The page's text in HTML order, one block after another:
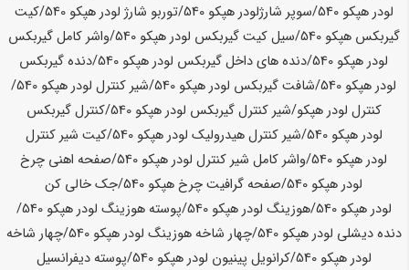
لودرهپکو 540 /سوپر شارژلودرهپکو 540 /توربو شارژ لودرهپکو 540
/کیت
گیربکس هپکو 540 /سیل کیت گیربکس لودرهپکو 540
/واشر کامل گیربکس
لودرهپکو /دنده های داخل گیربکس لودرهپکو
/دنده گیربکس
لودرهپکو /شافت گیربکس لودرهپکو /شیر کنترل لودرهپکو
/
کنترل لودرهپکو/شیر کنترل گیربکس لودرهپکو 540
/کنترل گیربکس
لودرهپکو 540 /شیر کنترل هیدرولیک لودرهپکو 540
/کیت شیر کنترل
لودرهپکو /واشر کامل شیر کنترل لودرهپکو
/صفحه اهنی چرخ
لودرهپکو /صفحه گرافیت چرخهپکو
/جک خالی کن
لودرهپکو 540 /هوزینگ لودرهپکو 540 /پوسته هوزینگ لودرهپکو 540
/
دنده دیشلی لودرهپکو 540 /چهار شاخه هوزینگ لودرهپکو 540
/چهار شاخه
لودرهپکو 540 /کرانویل پینیون لودرهپکو 540
/پوسته دیفرانسیل